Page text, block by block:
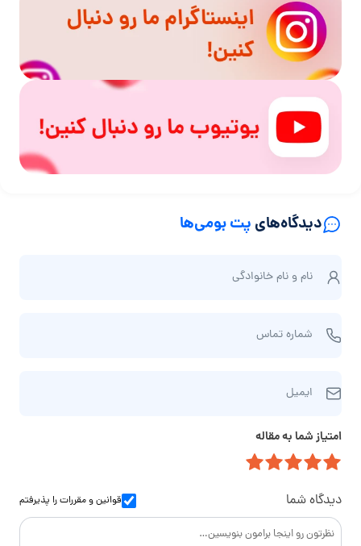
دیدگاه‌های پت بومی‌ها
و
م‌
ا
ن
ا
د
گ
نام و نام‌ خانوادگی
م
ر
ا
شماره تماس
ی
ی
ل
ایمیل
امتیاز شما به مقاله
دیدگاه شما قوانین و مقرراترا پذیرفتم